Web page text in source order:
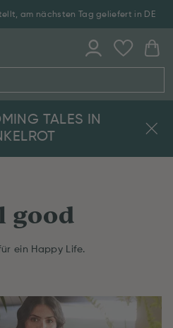
am nächsten Tag geliefert in DE
TALES IN
good
ein Happy Life.